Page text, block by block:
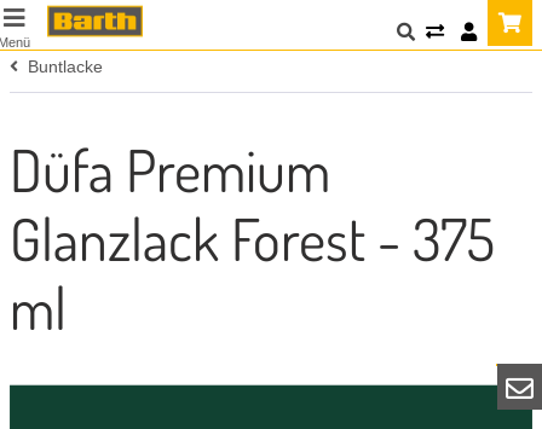
Buntlacke
Düfa Premium
Glanzlack Forest - 375
ml